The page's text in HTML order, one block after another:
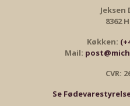
Jeksen
8362
Køkken:
Mail:
CVR:
Se